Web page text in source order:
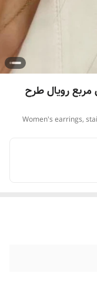
مربع رویال طرح
Women's earrings,